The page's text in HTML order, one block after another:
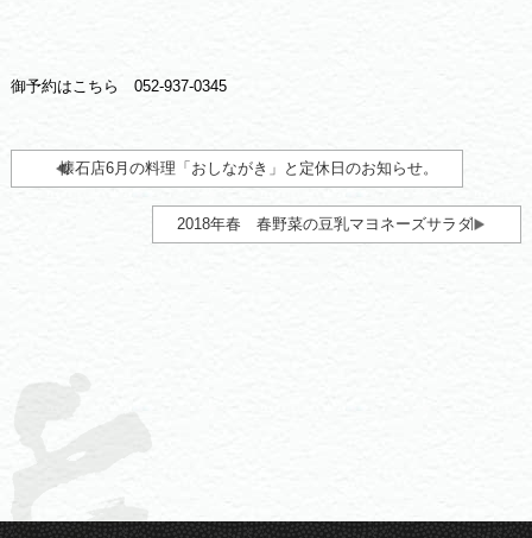
御予約はこちら 052-937-0345
懐石店6月の料理「おしながき」と定休日のお知らせ。
2018年春 春野菜の豆乳マヨネーズサラダ